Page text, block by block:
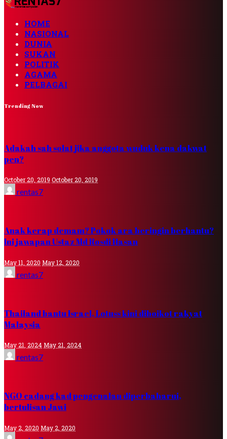
HOME
NASIONAL
DUNIA
SUKAN
POLITIK
AGAMA
PELBAGAI
Trending Now
Adakah sah solat jika anggota wuduk kena dakwat
pen?
October 20, 2019 October 20, 2019
rentas7
Anak kerap demam? Pokok ara beringin berhantu?
Ini jawapan Ustaz Md Rosdi Hasan
May 11, 2020 May 12, 2020
rentas7
Thailand bantu Israel, Lotuss kini diboikot rakyat
Malaysia
May 21, 2024May 21, 2024
rentas7
NGO cadang kad pengenalan diperbaharui,
bertulisan Jawi
May 2, 2020 May 2, 2020